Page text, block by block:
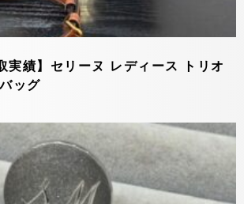
実績】セリーヌ レディース トリオ
ッグ